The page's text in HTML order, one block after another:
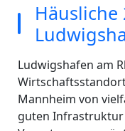
Häusliche
Ludwigshafen am
Mannheim von
guten